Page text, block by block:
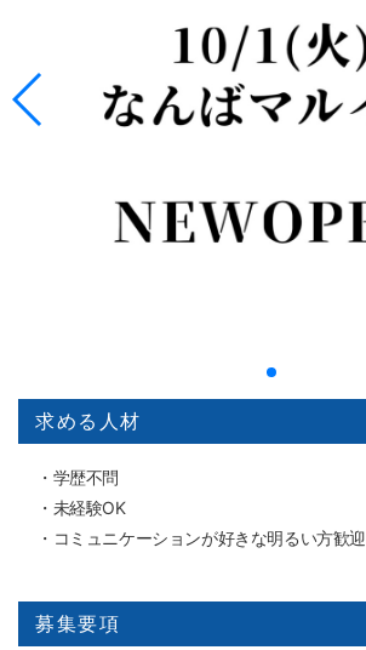
求める人材
・学歴不問
・未経験OK
・コミュニケーションが好きな明るい方歓迎
募集要項